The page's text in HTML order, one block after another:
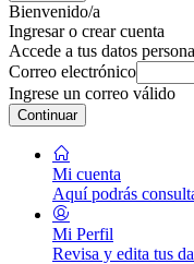
Bienvenido/a
Ingresar o crear cuenta
Accede a tus datos
Correo electrónico
Ingrese un correo válido
Continuar
Mi cuenta
Aquí podrás
Mi Perfil
Revisa y edita tus